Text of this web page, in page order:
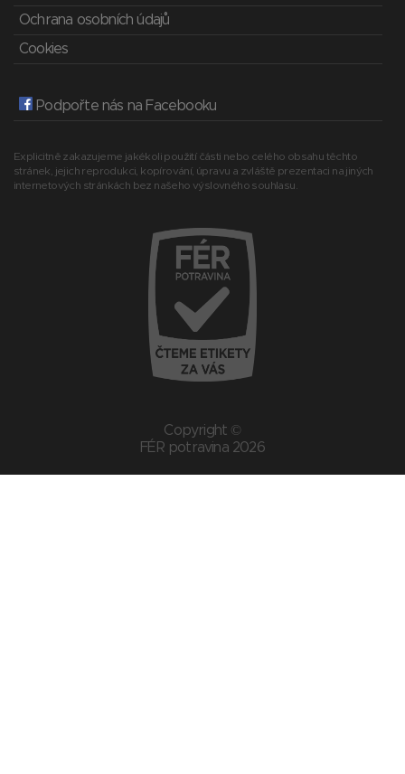
Ochrana osobních údajů
Cookies
Podpořte nás na Facebooku
Explicitně zakazujeme jakékoli použití části nebo celého obsahu těchto
stránek, jejich reprodukci, kopírování, úpravu a zvláště prezentaci na jiných
internetových stránkách bez našeho výslovného souhlasu.
Copyright ©
FÉR potravina 2026